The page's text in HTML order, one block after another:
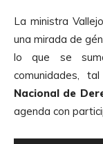
t
o
r
d
e
A
u
La ministra
una mirada de
lo que se
comunidades,
Nacional de
agenda con